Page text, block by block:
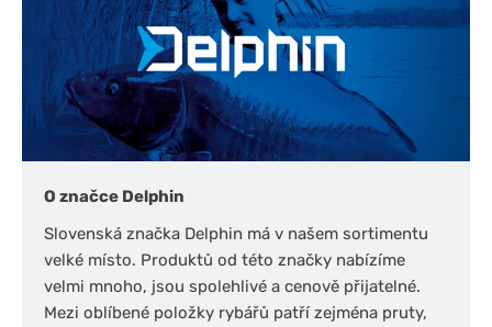
O značce Delphin
Slovenská značka Delphin má v našem sortimentu
velké místo. Produktů od této značky nabízíme
velmi mnoho, jsou spolehlivé a cenově přijatelné.
Mezi oblíbené položky rybářů patří zejména pruty,